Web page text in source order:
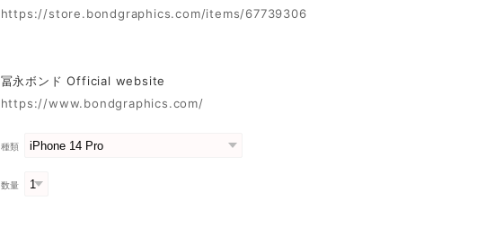
https://store.bondgraphics.com/items/67739306
冨永ボンド Official website
https://www.bondgraphics.com/
種類
数量